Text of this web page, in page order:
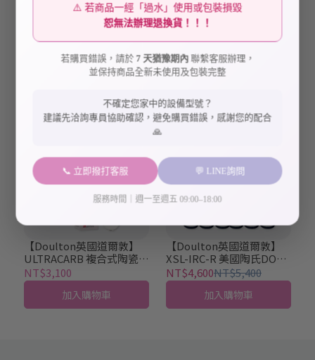
⚠️ 若商品一經「過水」使用或包裝損毀
恕無法辦理退換貨！！！
若購買錯誤，請於 7 天猶豫期內 聯繫客服辦理，
並保持商品全新未使用及包裝完整
不確定您家中的設備型號？
建議先洽詢專員協助確認，避免購買錯誤，感謝您的配合
🙏
📞 立即撥打客服 💬 LINE詢問
服務時間｜週一至週五 09:00–18:00
【Doulton英國道爾敦】
器專用樹脂濾芯 新螺牙專
用 (1入) 不含師傅出工費
NT$900
【Doulton英國道爾敦】
樹脂濾芯 舊螺牙專用 (1入)
不含師傅出工費
NT$900
【Doulton英國道爾敦】
ULTRACARB 複合式陶瓷濾
芯 舊螺牙 (9504系列專用)
不含師傅出工費
NT$3,100
加入購物車
【Doulton英國道爾敦】
XSL-IRC-R 美國陶氏DOW
樹脂濾芯 舊螺牙專用 (6入)
不含師傅出工費
NT$4,600NT$5,400
加入購物車